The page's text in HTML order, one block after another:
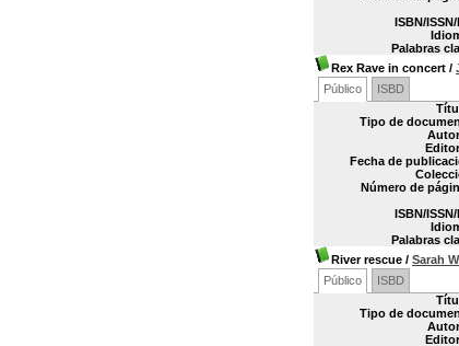
ISBN/
Palabras
Rex Rave in concert /
Público
ISBD
Tipo de
Fecha de
Número de
ISBN/
Palabras
River rescue / Sarah
Público
ISBD
Tipo de